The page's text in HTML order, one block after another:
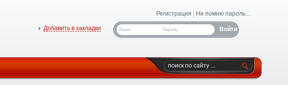
Регистрация Не помню пароль...
Логин: Пароль:
Добавить в закладки